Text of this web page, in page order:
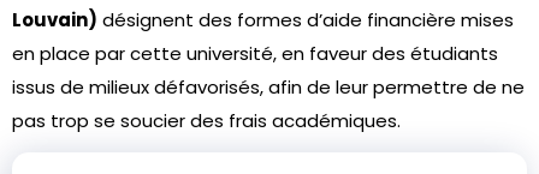
Louvain) désignent des formes d’aide financière mises
en place par cette université, en faveur des étudiants
issus de milieux défavorisés, afin de leur permettre de ne
pas trop se soucier des frais académiques.